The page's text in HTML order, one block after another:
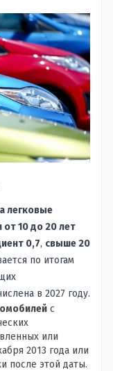
легковые
от 10 до 20 лет
0,7, свыше 20
по итогам
в 2027 году.
с
или
2013 года или
после этой даты.